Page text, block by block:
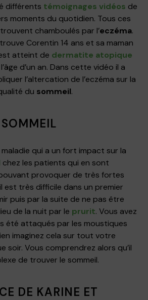
différents témoignages vidéos de
moments du quotidien. Tous ces
chamboulés par l’eczéma.
Corentin 14 ans et sa maman
atteint de dermatite atopique
d’un an. Dans cette vidéo il a
l’altercation de l’eczéma sur la
du sommeil.
qui a un fort impact sur la
chez les patients qui en sont
provoquer de très fortes
est très difficile dans un premier
puis par la suite de ne pas être
de la nuit par le prurit. Vous avez
été attaqués par les moustiques
imaginez cela sur tout votre
soir. Vous comprendrez alors qu’il
de trouver le sommeil.
DE KARINE ET